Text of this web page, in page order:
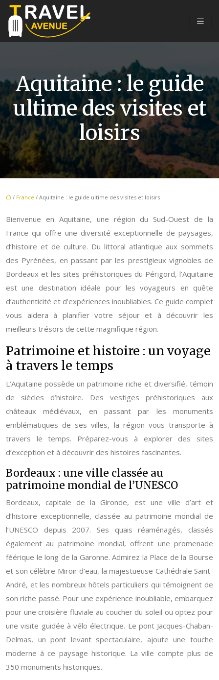
Aquitaine : le guide
ultime des visites et
loisirs
/ France / Aquitaine : le guide ultime des visites et loisirs
Bienvenue en Aquitaine, une région du Sud-Ouest de la
France qui offre une diversité exceptionnelle de paysages,
d’histoire et de culture. Du littoral atlantique aux sommets
des Pyrénées, en passant par les prestigieux vignobles de
Bordeaux et les sites préhistoriques du Périgord, l’Aquitaine
est une destination idéale pour les voyageurs en quête
d’authenticité et d’expériences inoubliables. Ce guide complet
vous aidera à planifier votre séjour et à découvrir les
meilleurs trésors de cette magnifique région.
Patrimoine et histoire : un voyage
à travers le temps
L’Aquitaine possède un patrimoine riche et diversifié, témoin
de siècles d’histoire. Des vestiges préhistoriques aux
châteaux médiévaux, en passant par les monuments
emblématiques de ses villes, la région vous transporte à
travers le temps. Préparez-vous à explorer des sites
d’exception et à découvrir des histoires fascinantes.
Bordeaux : une ville classée au
patrimoine mondial de l’UNESCO
Bordeaux, capitale de la Gironde, est une ville d’art et
d’histoire exceptionnelle, classée au patrimoine mondial de
l’UNESCO depuis 2007. Ses quais réaménagés, classés
également au patrimoine mondial, offrent une promenade
féérique le long de la Garonne. Admirez la Place de la Bourse
et son célèbre Miroir d’eau, la majestueuse Cathédrale Saint-
André, et les nombreux hôtels particuliers qui témoignent de
son riche passé. Pour une expérience inoubliable, embarquez
pour une croisière fluviale au coucher du soleil ou optez pour
une visite guidée à vélo électrique. Le pont Jacques-Chaban-
Delmas, un pont levant spectaculaire, ajoute une touche
moderne à ce paysage historique. La ville compte plus de
350 monuments historiques.